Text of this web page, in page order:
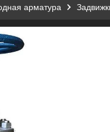
арматура